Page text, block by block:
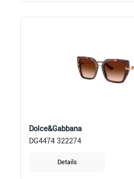
Dolce&Gabbana
DG4474 322274
Details